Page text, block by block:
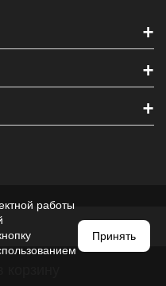
+
+
+
работы
Принять